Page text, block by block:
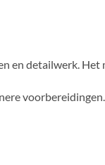
en detailwerk.